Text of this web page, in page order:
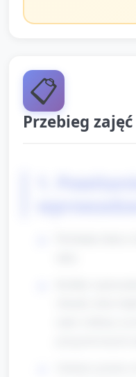
📋
Przebieg zajęć